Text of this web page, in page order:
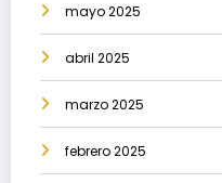
mayo 2025
abril 2025
marzo 2025
febrero 2025